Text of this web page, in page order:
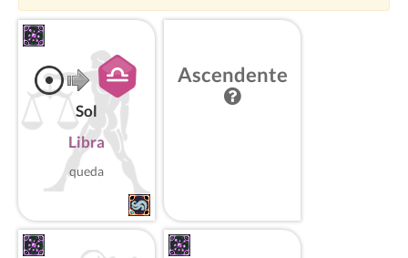
Sol
Libra
queda
Ascendente